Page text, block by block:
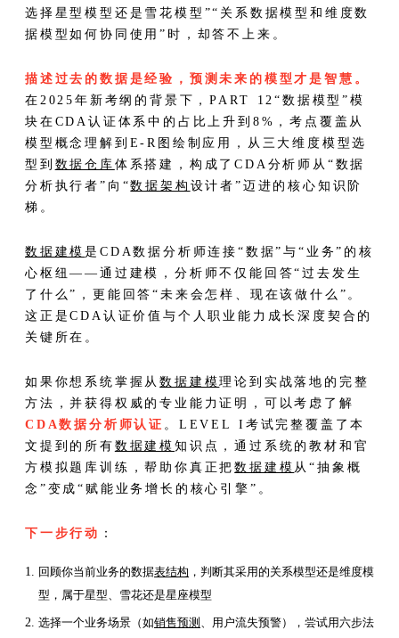
选择星型模型还是雪花模型”“关系数据模型和维度数
据模型如何协同使用”时，却答不上来。
描述过去的数据是经验，预测未来的模型才是智慧。
在2025年新考纲的背景下，PART 12“数据模型”模
块在CDA认证体系中的占比上升到8%，考点覆盖从
模型概念理解到E-R图绘制应用，从三大维度模型选
型到 数据仓库 体系搭建，构成了CDA分析师从“数据
分析执行者”向“数据架构 设计者”迈进的核心知识阶
梯。
数据建模是CDA数据分析师连接“数据”与“业务”的核
心枢纽——通过建模，分析师不仅能回答“过去发生
了什么”，更能回答“未来会怎样、现在该做什么”。
这正是CDA认证价值与个人职业能力成长深度契合的
关键所在。
如果你想系统掌握从数据建模理论到实战落地的完整
方法，并获得权威的专业能力证明，可以考虑了解
CDA数据分析师认证 。LEVEL I考试完整覆盖了本
文提到的所有 数据建模知识点，通过系统的教材和官
方模拟题库训练，帮助你真正把数据建模 从“抽象概
念”变成“赋能业务增长的核心引擎”。
下一步行动 ：
回顾你当前业务的数据表结构 ，判断其采用的关系模型还是维度模
型，属于星型、雪花还是星座模型
选择一个业务场景（如销售预测 、用户流失预警），尝试用六步法